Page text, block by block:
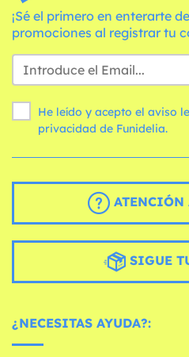
¡Sé el primero en enterarte
promociones al registrar tu
He leído y acepto el aviso
privacidad de Funidelia.
ATENCIÓN
SIGUE
¿NECESITAS AYUDA?: